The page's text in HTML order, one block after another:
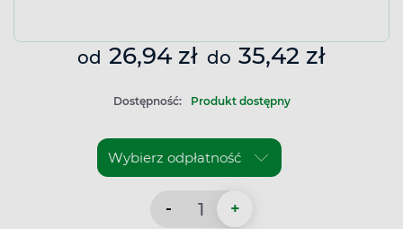
od 26,94 zł do 35,42 zł
Dostępność: Produkt dostępny
- +